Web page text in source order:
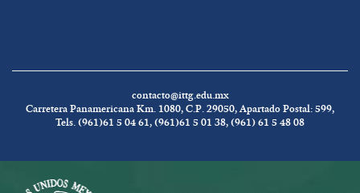
contacto@ittg.edu.mx
Carretera Panamericana Km. 1080, C.P. 29050, Apartado Postal: 599,
Tels. (961)61 5 04 61, (961)61 5 01 38, (961) 61 5 48 08